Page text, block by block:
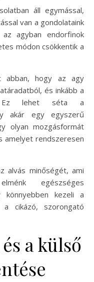
áll egymással,
van a gondolataink
agyban endorfinok
módon csökkentik a
abban, hogy az agy
és inkább a
Ez lehet séta a
akár egy egyszerű
olyan mozgásformát
amelyet rendszeresen
alvás minőségét, ami
egészséges
könnyebben kezeli a
cikázó, szorongató
a külső